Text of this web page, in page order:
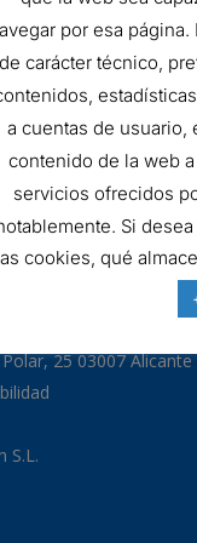
25 03007 Alicante
S.L.
por esa
carácter técnico,
a cuentas de usuario,
contenido de la web
servicios ofrecidos
Si
cookies, qué